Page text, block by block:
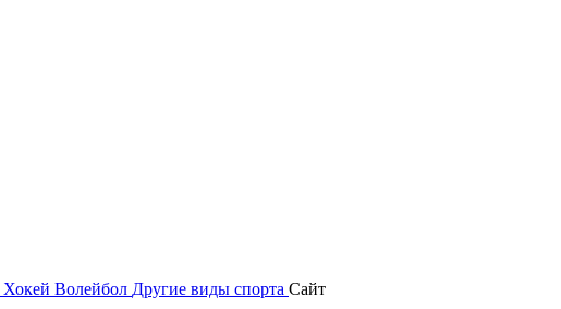
Хокей Волейбол Другие виды спорта Сайт